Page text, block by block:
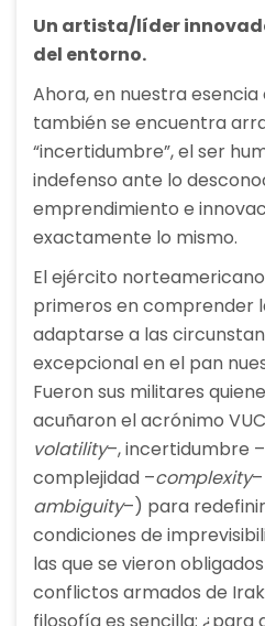
Un artista/líder
del entorno.
Ahora, en nuestra
también se encuentra
“incertidumbre”, el ser
indefenso ante lo
emprendimiento e
exactamente lo mismo.
El ejército
primeros en comprender
adaptarse a las
excepcional en el pan
Fueron sus militares
acuñaron el acrónimo
volatility–, incertidumbre –
complejidad –complexity
ambiguity–) para
condiciones de
las que se vieron
conflictos armados de